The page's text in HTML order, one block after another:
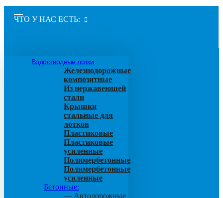
ЧТО У НАС ЕСТЬ:
Водоотводные лотки
Железнодорожные
композитные
Из нержавеющей
стали
Крышки
стальные для
лотков
Пластиковые
Пластиковые
усиленные
Полимербетонные
Полимербетонные
усиленные
Бетонные:
— Автодорожные